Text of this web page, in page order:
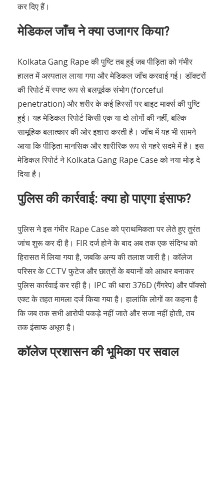
कर दिए हैं।
मेडिकल जाँच ने क्या उजागर किया?
Kolkata Gang Rape की पुष्टि तब हुई जब पीड़िता को गंभीर
हालत में अस्पताल लाया गया और मेडिकल जाँच करवाई गई। डॉक्टरों
की रिपोर्ट में स्पष्ट रूप से बलपूर्वक संभोग (forceful
penetration) और शरीर के कई हिस्सों पर बाइट मार्क्स की पुष्टि
हुई। यह मेडिकल रिपोर्ट किसी एक या दो लोगों की नहीं, बल्कि
सामूहिक बलात्कार की ओर इशारा करती है। जाँच में यह भी सामने
आया कि पीड़िता मानसिक और शारीरिक रूप से गहरे सदमे में है। इस
मेडिकल रिपोर्ट ने Kolkata Gang Rape Case को नया मोड़ दे
दिया है।
पुलिस की कार्रवाई: क्या हो पाएगा इंसाफ?
पुलिस ने इस गंभीर Rape Case को प्राथमिकता पर लेते हुए तुरंत
जांच शुरू कर दी है। FIR दर्ज होने के बाद अब तक एक संदिग्ध को
हिरासत में लिया गया है, जबकि अन्य की तलाश जारी है। कॉलेज
परिसर के CCTV फुटेज और छात्रों के बयानों को आधार बनाकर
पुलिस कार्रवाई कर रही है। IPC की धारा 376D (गैंगरेप) और पॉक्सो
एक्ट के तहत मामला दर्ज किया गया है। हालांकि लोगों का कहना है
कि जब तक सभी आरोपी पकड़े नहीं जाते और सजा नहीं होती, तब
तक इंसाफ अधूरा है।
कॉलेज प्रशासन की भूमिका पर सवाल